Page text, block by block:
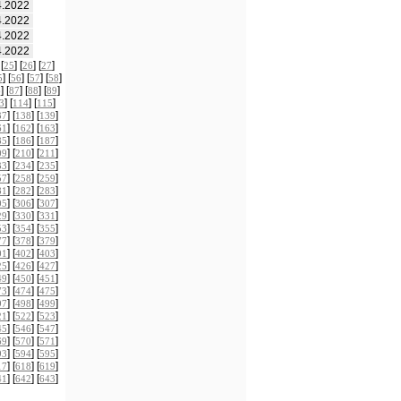
25] [26] [27]
] [56] [57] [58]
] [87] [88] [89]
] [114] [115]
] [138] [139]
] [162] [163]
] [186] [187]
] [210] [211]
] [234] [235]
] [258] [259]
] [282] [283]
] [306] [307]
] [330] [331]
] [354] [355]
] [378] [379]
] [402] [403]
] [426] [427]
] [450] [451]
] [474] [475]
] [498] [499]
] [522] [523]
] [546] [547]
] [570] [571]
] [594] [595]
] [618] [619]
] [642] [643]